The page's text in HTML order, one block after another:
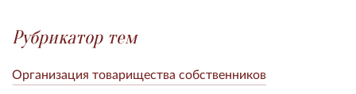
Рубрикатор тем
Организация товарищества собственников